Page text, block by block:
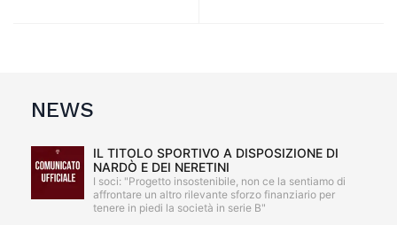
NEWS
IL TITOLO SPORTIVO A DISPOSIZIONE DI
NARDÒ E DEI NERETINI
I soci: "Progetto insostenibile, non ce la sentiamo di
affrontare un altro rilevante sforzo finanziario per
tenere in piedi la società in serie B"